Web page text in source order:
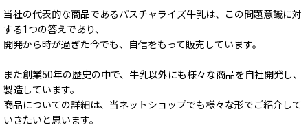
当社の代表的な商品であるパスチャライズ牛乳は、この問題意識に対
する1つの答えであり、
開発から時が過ぎた今でも、自信をもって販売しています。
また創業50年の歴史の中で、牛乳以外にも様々な商品を自社開発し、
製造しています。
商品についての詳細は、当ネットショップでも様々な形でご紹介して
いきたいと思います。